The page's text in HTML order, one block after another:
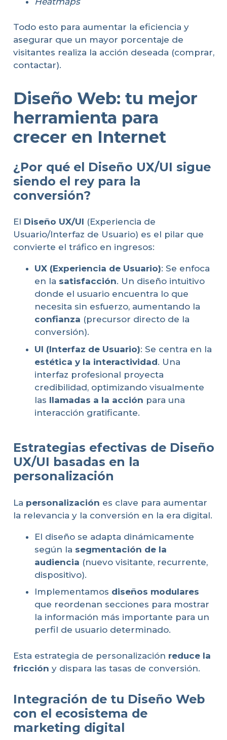
Todo esto para aumentar la eficiencia y
asegurar que un mayor porcentaje de
visitantes realiza la acción deseada (comprar,
contactar).
Diseño Web: tu mejor
herramienta para
crecer en Internet
¿Por qué el Diseño UX/UI sigue
siendo el rey para la
conversión?
El Diseño UX/UI (Experiencia de
Usuario/Interfaz de Usuario) es el pilar que
convierte el tráfico en ingresos:
UX (Experiencia de Usuario): Se enfoca
en la satisfacción. Un diseño intuitivo
donde el usuario encuentra lo que
necesita sin esfuerzo, aumentando la
confianza (precursor directo de la
conversión).
UI (Interfaz de Usuario): Se centra en la
estética y la interactividad. Una
interfaz profesional proyecta
credibilidad, optimizando visualmente
las llamadas a la acción para una
interacción gratificante.
Estrategias efectivas de Diseño
UX/UI basadas en la
personalización
La personalización es clave para aumentar
la relevancia y la conversión en la era digital.
El diseño se adapta dinámicamente
según la segmentación de la
audiencia (nuevo visitante, recurrente,
dispositivo).
Implementamos diseños modulares
que reordenan secciones para mostrar
la información más importante para un
perfil de usuario determinado.
Esta estrategia de personalización reduce la
fricción y dispara las tasas de conversión.
Integración de tu Diseño Web
con el ecosistema de
marketing digital